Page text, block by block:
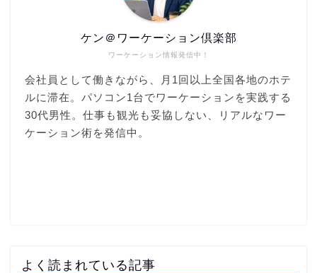
ワーケーション情報発信中！
ケン＠ワーケーション倶楽部
よく読まれている記事